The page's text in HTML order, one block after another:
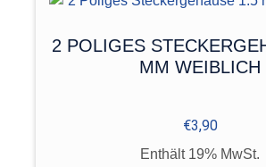
2 POLIGES
MM WEIBLICH
€3,90
Enthält 19% MwSt.